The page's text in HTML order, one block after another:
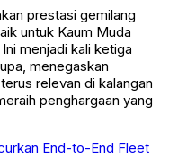
prestasi gemilang
untuk Kaum Muda
menjadi kali ketiga
menegaskan
relevan di kalangan
penghargaan yang
End-to-End Fleet